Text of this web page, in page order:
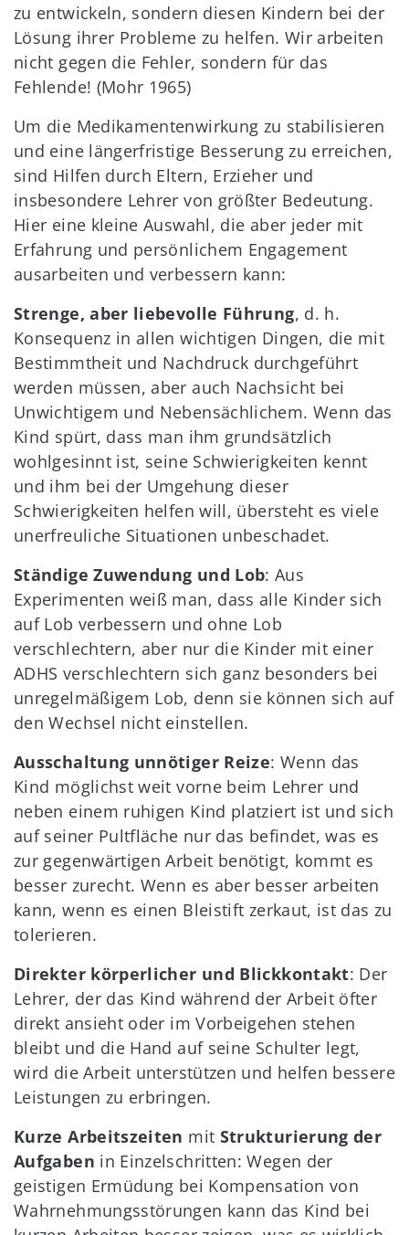
zu entwickeln, sondern diesen Kindern bei der
Lösung ihrer Probleme zu helfen. Wir arbeiten
nicht gegen die Fehler, sondern für das
Fehlende! (Mohr 1965)
Um die Medikamentenwirkung zu stabilisieren
und eine längerfristige Besserung zu erreichen,
sind Hilfen durch Eltern, Erzieher und
insbesondere Lehrer von größter Bedeutung.
Hier eine kleine Auswahl, die aber jeder mit
Erfahrung und persönlichem Engagement
ausarbeiten und verbessern kann:
Strenge, aber liebevolle Führung, d. h.
Konsequenz in allen wichtigen Dingen, die mit
Bestimmtheit und Nachdruck durchgeführt
werden müssen, aber auch Nachsicht bei
Unwichtigem und Nebensächlichem. Wenn das
Kind spürt, dass man ihm grundsätzlich
wohlgesinnt ist, seine Schwierigkeiten kennt
und ihm bei der Umgehung dieser
Schwierigkeiten helfen will, übersteht es viele
unerfreuliche Situationen unbeschadet.
Ständige Zuwendung und Lob: Aus
Experimenten weiß man, dass alle Kinder sich
auf Lob verbessern und ohne Lob
verschlechtern, aber nur die Kinder mit einer
ADHS verschlechtern sich ganz besonders bei
unregelmäßigem Lob, denn sie können sich auf
den Wechsel nicht einstellen.
Ausschaltung unnötiger Reize: Wenn das
Kind möglichst weit vorne beim Lehrer und
neben einem ruhigen Kind platziert ist und sich
auf seiner Pultfläche nur das befindet, was es
zur gegenwärtigen Arbeit benötigt, kommt es
besser zurecht. Wenn es aber besser arbeiten
kann, wenn es einen Bleistift zerkaut, ist das zu
tolerieren.
Direkter körperlicher und Blickkontakt: Der
Lehrer, der das Kind während der Arbeit öfter
direkt ansieht oder im Vorbeigehen stehen
bleibt und die Hand auf seine Schulter legt,
wird die Arbeit unterstützen und helfen bessere
Leistungen zu erbringen.
Kurze Arbeitszeiten mit Strukturierung der
Aufgaben in Einzelschritten: Wegen der
geistigen Ermüdung bei Kompensation von
Wahrnehmungsstörungen kann das Kind bei